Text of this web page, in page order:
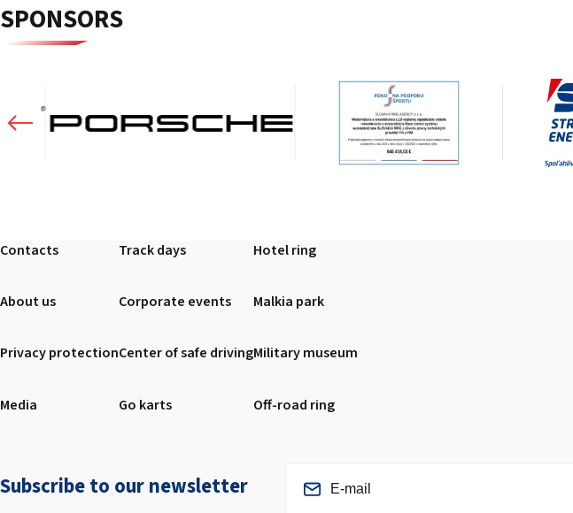
SPONSORS
Contacts
About us
Privacy protection
Media
Track days
Corporate events
Center of safe driving
Go karts
Hotel ring
Malkia park
Military museum
Off-road ring
Subscribe to our newsletter